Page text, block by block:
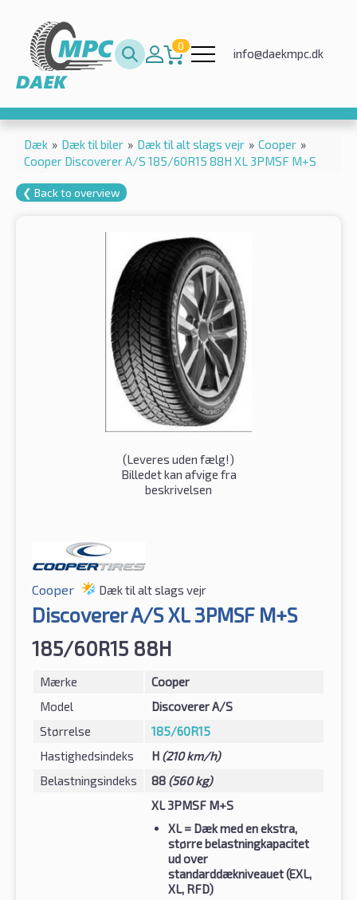
0
info@daekmpc.dk
Dæk » Dæk til biler » Dæk til alt slags vejr » Cooper »
Cooper Discoverer A/S 185/60R15 88H XL 3PMSF M+S
❮ Back to overview
(Leveres uden fælg!)
Billedet kan afvige fra
beskrivelsen
Cooper Dæk til alt slags vejr
Discoverer A/S XL 3PMSF M+S
185/60R15 88H
Mærke
Cooper
Model
Discoverer A/S
Størrelse
185/60R15
Hastighedsindeks
H (210 km/h)
Belastningsindeks
88 (560 kg)
XL 3PMSF M+S
XL= Dæk med en ekstra,
større belastningkapacitet
ud over
standarddækniveauet (EXL,
XL, RFD)